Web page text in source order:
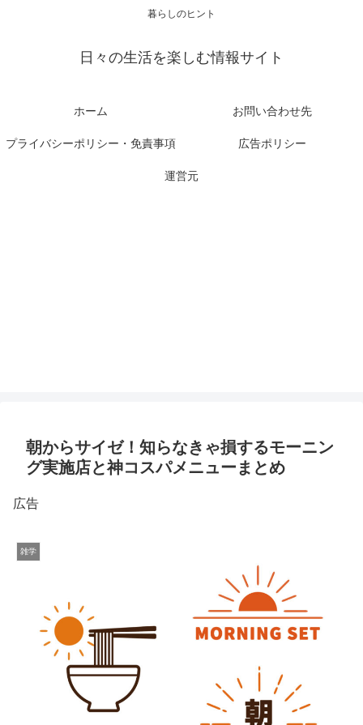
暮らしのヒント
日々の生活を楽しむ情報サイト
ホーム お問い合わせ先
プライバシーポリシー・免責事項 広告ポリシー
運営元
朝からサイゼ！知らなきゃ損するモーニン
グ実施店と神コスパメニューまとめ
広告
雑学